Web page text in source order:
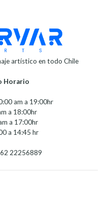
artístico en todo Chile
Horario⁣⁣
am a 19:00hr
a 18:00hr
a 17:00hr
a 14:45 hr
22256889